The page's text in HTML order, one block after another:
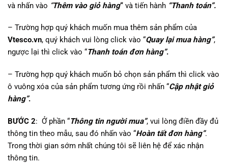
và nhấn vào “Thêm vào giỏ hàng“ và tiến hành “Thanh toán”.
– Trường hợp quý khách muốn mua thêm sản phẩm của
Vtesco.vn, quý khách vui lòng click vào “Quay lại mua hàng”,
ngược lại thì click vào “Thanh toán đơn hàng”.
– Trường hợp quý khách muốn bỏ chọn sản phẩm thì click vào
ô vuông xóa của sản phẩm tương ứng rồi nhấn “Cập nhật giỏ
hàng”.
BƯỚC 2: Ở phần “Thông tin người mua”, vui lòng điền đầy đủ
thông tin theo mẫu, sau đó nhấn vào “Hoàn tất đơn hàng”.
Trong thời gian sớm nhất chúng tôi sẽ liên hệ để xác nhận
thông tin.